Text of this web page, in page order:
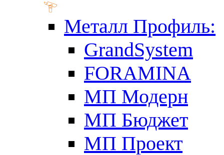
Металл Профиль:
GrandSystem
FORAMINA
МП Модерн
МП Бюджет
МП Проект